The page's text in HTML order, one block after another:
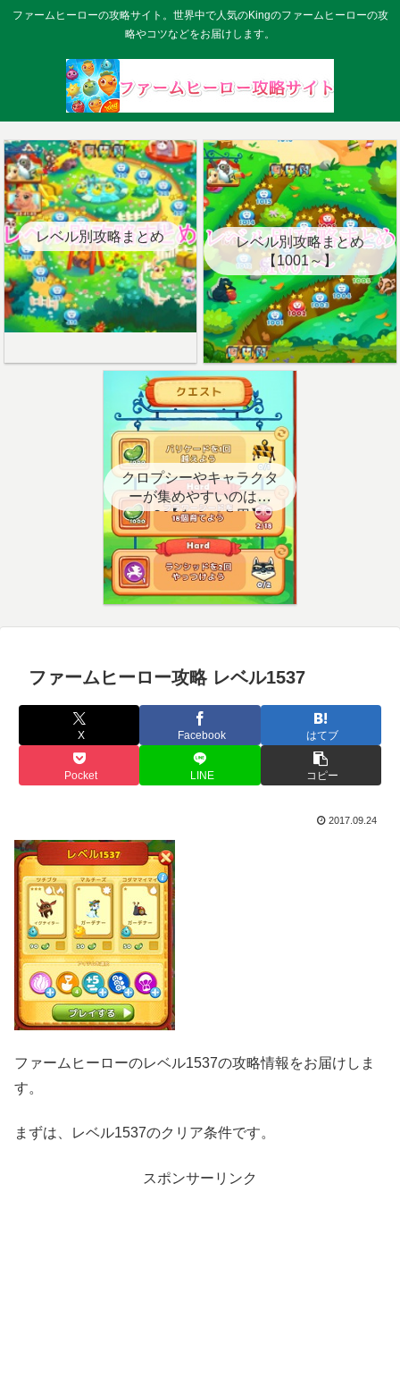
ファームヒーローの攻略サイト。世界中で人気のKingのファームヒーローの攻
略やコツなどをお届けします。
レベル別攻略まとめ
レベル別攻略まとめ
【1001～】
クロプシーやキャラクタ
ーが集めやすいのはど
こ？【クエスト用】
ファームヒーロー攻略 レベル1537
X Facebook はてブ
Pocket LINE コピー
2017.09.24
ファームヒーローのレベル1537の攻略情報をお届けしま
す。
まずは、レベル1537のクリア条件です。
スポンサーリンク